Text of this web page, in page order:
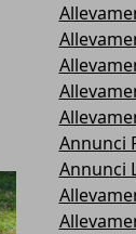
Annunci
Annunci